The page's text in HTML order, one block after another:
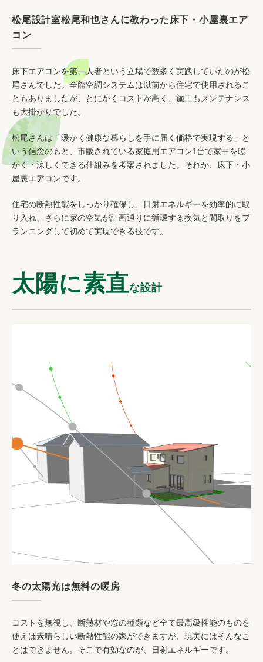
松尾設計室松尾和也さんに教わった床下・小屋裏エア
コン
床下エアコンを第一人者という立場で数多く実践していたのが松
尾さんでした。全館空調システムは以前から住宅で使用されるこ
ともありましたが、とにかくコストが高く、施工もメンテナンス
も大掛かりでした。
松尾さんは「暖かく健康な暮らしを手に届く価格で実現する」と
いう信念のもと、市販されている家庭用エアコン1台で家中を暖
かく・涼しくできる仕組みを考案されました。それが、床下・小
屋裏エアコンです。
住宅の断熱性能をしっかり確保し、日射エネルギーを効率的に取
り入れ、さらに家の空気が計画通りに循環する換気と間取りをプ
ランニングして初めて実現できる技です。
太陽に素直な設計
冬の太陽光は無料の暖房
コストを無視し、断熱材や窓の種類など全て最高級性能のものを
使えば素晴らしい断熱性能の家ができますが、現実にはそんなこ
とはできません。そこで有効なのが、日射エネルギーです。